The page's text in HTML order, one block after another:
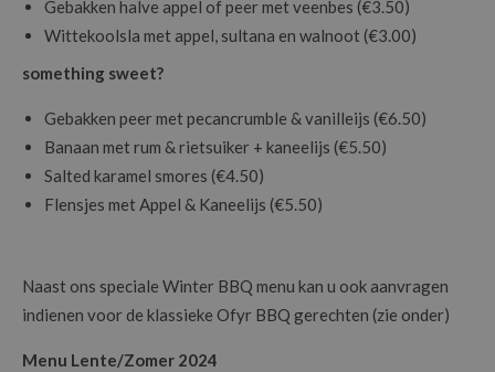
Gebakken halve appel of peer met veenbes (€3.50)
Wittekoolsla met appel, sultana en walnoot (€3.00)
something sweet?
Gebakken peer met pecancrumble & vanilleijs (€6.50)
Banaan met rum & rietsuiker + kaneelijs (€5.50)
Salted karamel smores (€4.50)
Flensjes met Appel & Kaneelijs (€5.50)
Naast ons speciale Winter BBQ menu kan u ook aanvragen
indienen voor de klassieke Ofyr BBQ gerechten (zie onder)
Menu Lente/Zomer 2024